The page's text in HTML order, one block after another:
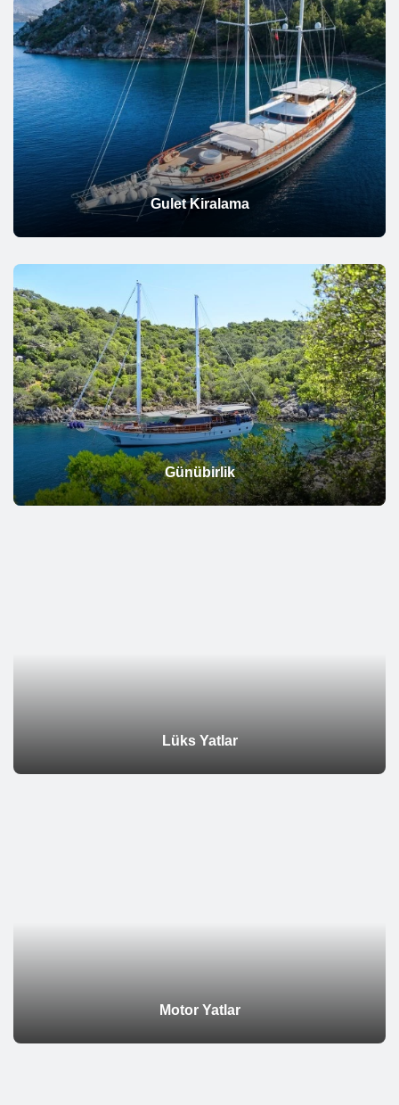
Gulet Kiralama
Günübirlik
Lüks Yatlar
Motor Yatlar